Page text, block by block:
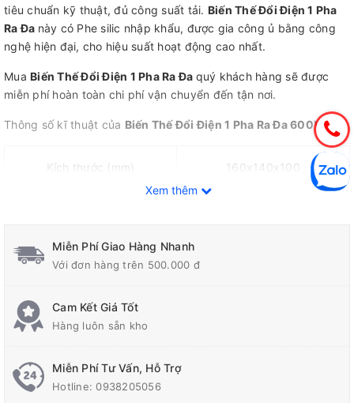
tiêu chuẩn kỹ thuật, đủ công suất tải. Biến Thế Đổi Điện 1 Pha
Ra Đa này có Phe silic nhập khẩu, được gia công ủ bằng công
nghệ hiện đại, cho hiệu suất hoạt động cao nhất.
Mua Biến Thế Đổi Điện 1 Pha Ra Đa quý khách hàng sẽ được
miễn phí hoàn toàn chi phí vận chuyển đến tận nơi.
Thông số kĩ thuật của Biến Thế Đổi Điện 1 Pha Ra Đa 600VA
Kích thước (mm) 160x140x100
Tần số (Hz)
Công suất (VA)
Xem thêm
Miễn Phí Giao Hàng Nhanh
Với đơn hàng trên 500.000 đ
Cam Kết Giá Tốt
Hàng luôn sẵn kho
Miễn Phí Tư Vấn, Hỗ Trợ
Hotline:0938205056